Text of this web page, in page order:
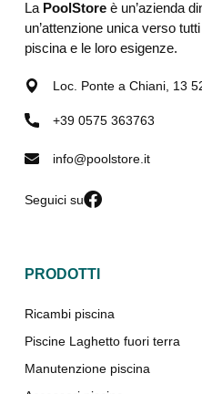
La PoolStoreè un’azienda
un’attenzione unica verso
piscina e le loro esigenze.
Loc. Ponte a Chiani, 13
+39 0575 363763
info@poolstore.it
Seguici su
PRODOTTI
Ricambi piscina
Piscine Laghetto fuori terra
Manutenzione piscina